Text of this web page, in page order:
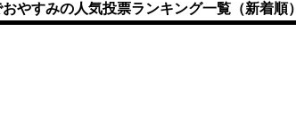
やすみの人気投票ランキング一覧（新着順）